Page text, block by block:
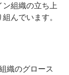
組織の立ち上
んでいます。
織のグロース